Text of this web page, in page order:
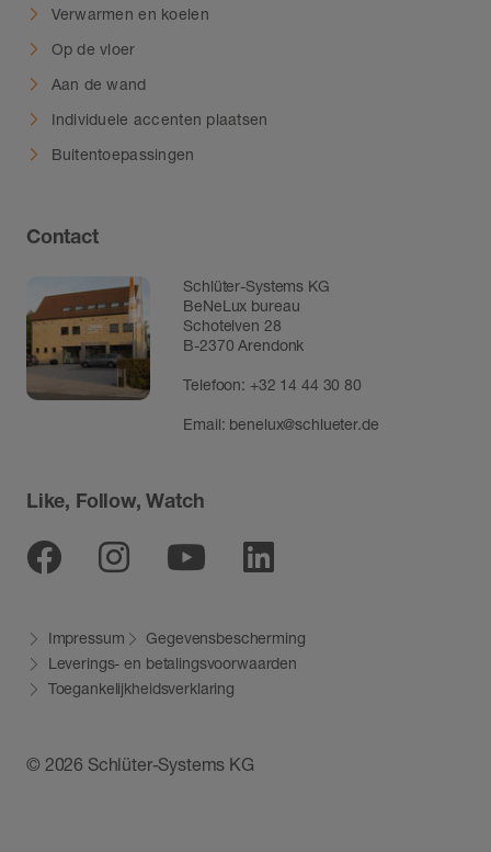
Verwarmen en koelen
Op de vloer
Aan de wand
Individuele accenten plaatsen
Buitentoepassingen
Contact
Schlüter-Systems KG
BeNeLux bureau
Schotelven 28
B-2370 Arendonk
Telefoon: +32 14 44 30 80
Email: benelux@schlueter.de
Like, Follow, Watch
Facebook
Instagram
YoutubeLinkedin
© 2026 Schlüter-Systems KG
Impressum
Gegevensbescherming
Leverings- en betalingsvoorwaarden
Toegankelijkheidsverklaring